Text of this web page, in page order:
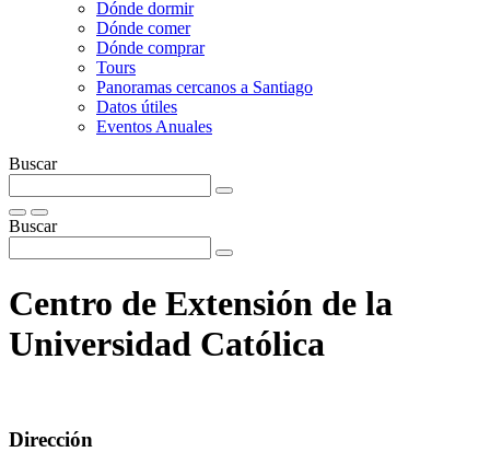
Dónde dormir
Dónde comer
Dónde comprar
Tours
Panoramas cercanos a Santiago
Datos útiles
Eventos Anuales
Buscar
Buscar
Centro de Extensión de la
Universidad Católica
Dirección